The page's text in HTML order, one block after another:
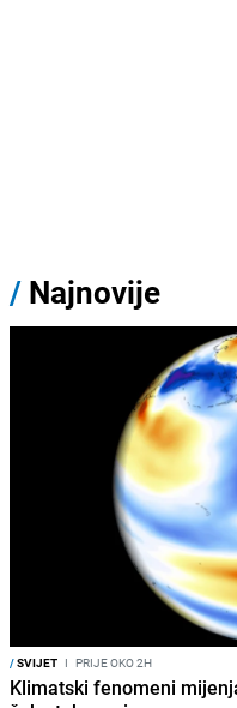
/ Najnovije
/SVIJET I PRIJE OKO 2H
Klimatski fenomeni